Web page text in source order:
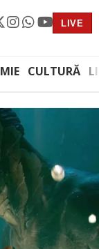
LIVE
CULTURĂ